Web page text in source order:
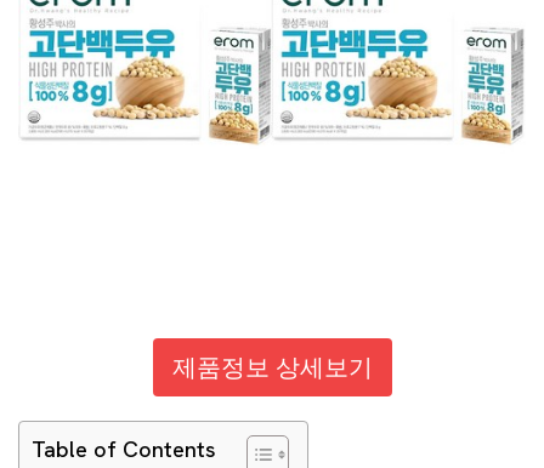
제품정보 상세보기
Table of Contents